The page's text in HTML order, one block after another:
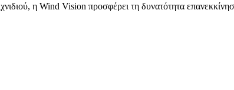
η Wind Vision προσφέρει τη δυνατότητα